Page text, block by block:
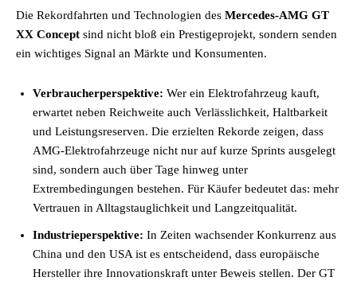
Die Rekordfahrten und Technologien des Mercedes-AMG GT
XX Concept sind nicht bloß ein Prestigeprojekt, sondern senden
ein wichtiges Signal an Märkte und Konsumenten.
Verbraucherperspektive: Wer ein Elektrofahrzeug kauft,
erwartet neben Reichweite auch Verlässlichkeit, Haltbarkeit
und Leistungsreserven. Die erzielten Rekorde zeigen, dass
AMG-Elektrofahrzeuge nicht nur auf kurze Sprints ausgelegt
sind, sondern auch über Tage hinweg unter
Extrembedingungen bestehen. Für Käufer bedeutet das: mehr
Vertrauen in Alltagstauglichkeit und Langzeitqualität.
Industrieperspektive: In Zeiten wachsender Konkurrenz aus
China und den USA ist es entscheidend, dass europäische
Hersteller ihre Innovationskraft unter Beweis stellen. Der GT